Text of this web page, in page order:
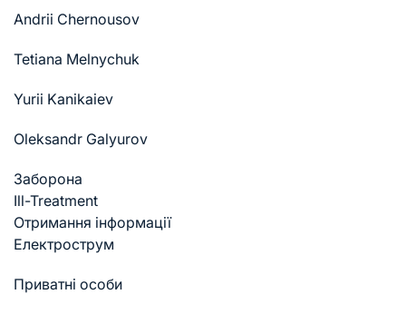
Andrii Chernousov
Tetiana Melnychuk
Yurii Kanikaiev
Oleksandr Galyurov
Заборона
Ill-Treatment
Отримання інформації
Електрострум
Приватні особи